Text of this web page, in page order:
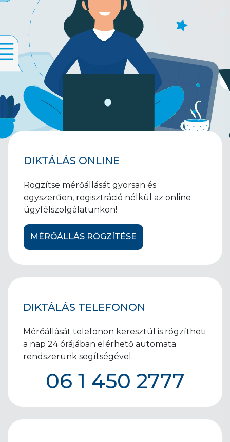
DIKTÁLÁS ONLINE
Rögzítse mérőállását gyorsan és
egyszerűen, regisztráció nélkül az online
ügyfélszolgálatunkon!
MÉRŐÁLLÁS RÖGZÍTÉSE
DIKTÁLÁS TELEFONON
Mérőállását telefonon keresztül is rögzítheti
a nap 24 órájában elérhető automata
rendszerünk segítségével.
06 1 450 2777